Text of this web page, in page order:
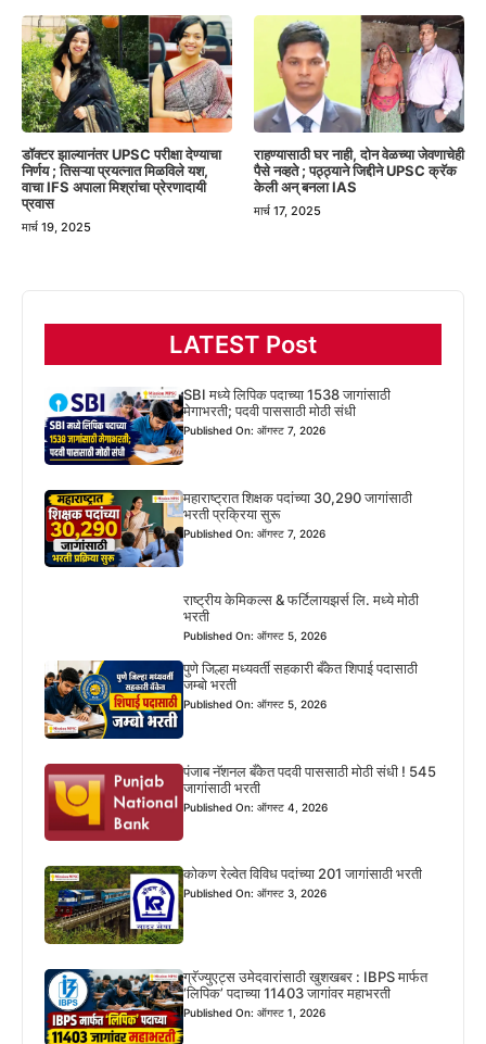
डॉक्टर झाल्यानंतर UPSC परीक्षा देण्याचा
निर्णय ; तिसऱ्या प्रयत्नात मिळविले यश,
वाचा IFS अपाला मिश्रांचा प्रेरणादायी
प्रवास
मार्च 19, 2025
राहण्यासाठी घर नाही, दोन वेळच्या जेवणाचेही
पैसे नव्हते ; पठ्ठ्याने जिद्दीने UPSC क्रॅक
केली अन् बनला IAS
मार्च 17, 2025
LATEST Post
SBI मध्ये लिपिक पदाच्या 1538 जागांसाठी
मेगाभरती; पदवी पाससाठी मोठी संधी
Published On: ऑगस्ट 7, 2026
महाराष्ट्रात शिक्षक पदांच्या 30,290 जागांसाठी
भरती प्रक्रिया सुरू
Published On: ऑगस्ट 7, 2026
राष्ट्रीय केमिकल्स & फर्टिलायझर्स लि. मध्ये मोठी
भरती
Published On: ऑगस्ट 5, 2026
पुणे जिल्हा मध्यवर्ती सहकारी बँकेत शिपाई पदासाठी
जम्बो भरती
Published On: ऑगस्ट 5, 2026
पंजाब नॅशनल बँकेत पदवी पाससाठी मोठी संधी ! 545
जागांसाठी भरती
Published On: ऑगस्ट 4, 2026
कोकण रेल्वेत विविध पदांच्या 201 जागांसाठी भरती
Published On: ऑगस्ट 3, 2026
ग्रॅज्युएट्स उमेदवारांसाठी खुशखबर : IBPS मार्फत
‘लिपिक’ पदाच्या 11403 जागांवर महाभरती
Published On: ऑगस्ट 1, 2026